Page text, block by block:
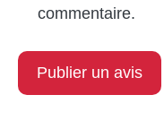
commentaire.